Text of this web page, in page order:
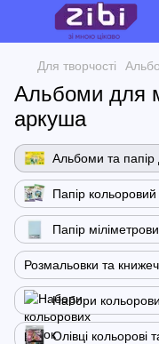
Для творчості
Альбоми для
аркуша
Альбоми та
Папір кольоровий
Папір
Розмальовки та
Набори
Олівці кольорові